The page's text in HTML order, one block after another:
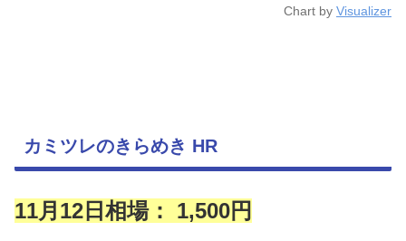
Chart by Visualizer
カミツレのきらめき HR
11月12日相場： 1,500円